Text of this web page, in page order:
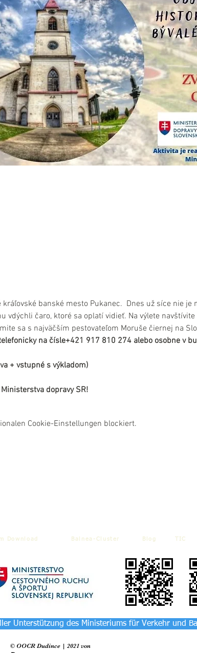
banské mesto Pukanec.  Dnes už síce nie je
vdýchli čaro, ktoré sa oplatí vidieť. Na výlete
sa s najväčším pestovateľom Moruše čiernej na
na čísle+421 917 810 274 alebo osobne v
+ vstupné s výkladom)
dopravy SR!
Cookie-Einstellungen blockiert.
Download Balnea-Cluster Blog TIC
Unterstützung des Ministeriums für Verkehr und
© OOCR Dudince | 2021 von